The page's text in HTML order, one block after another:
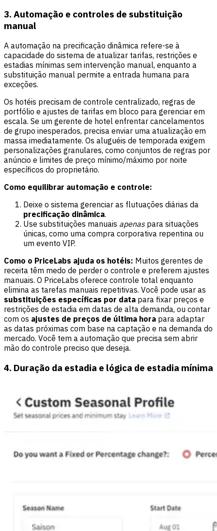
3. Automação e controles de substituição
manual
A automação na precificação dinâmica refere-se à
capacidade do sistema de atualizar tarifas, restrições e
estadias mínimas sem intervenção manual, enquanto a
substituição manual permite a entrada humana para
exceções.
Os hotéis precisam de controle centralizado, regras de
portfólio e ajustes de tarifas em bloco para gerenciar em
escala. Se um gerente de hotel enfrentar cancelamentos
de grupo inesperados, precisa enviar uma atualização em
massa imediatamente. Os aluguéis de temporada exigem
personalizações granulares, como conjuntos de regras por
anúncio e limites de preço mínimo/máximo por noite
específicos do proprietário.
Como equilibrar automação e controle:
Deixe o sistema gerenciar as flutuações diárias da
precificação dinâmica.
Use substituições manuais apenaspara situações
únicas, como uma compra corporativa repentina ou
um evento VIP.
Como o PriceLabs ajuda os hotéis: Muitos gerentes de
receita têm medo de perder o controle e preferem ajustes
manuais. O PriceLabs oferece controle total enquanto
elimina as tarefas manuais repetitivas. Você pode usar as
substituições específicas por data para fixar preços e
restrições de estadia em datas de alta demanda, ou contar
com os ajustes de preços de última hora para adaptar
as datas próximas com base na captação e na demanda do
mercado. Você tem a automação que precisa sem abrir
mão do controle preciso que deseja.
4. Duração da estadia e lógica de estadia mínima